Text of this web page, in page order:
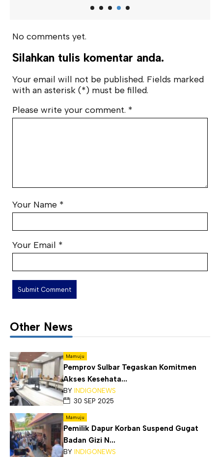
No comments yet.
Silahkan tulis komentar anda.
Your email will not be published. Fields marked
with an asterisk (*) must be filled.
Please write your comment. *
Your Name *
Your Email *
Other News
Mamuju
Pemprov Sulbar Tegaskan Komitmen
Akses Kesehata...
BY INDIGONEWS
30 SEP 2025
Mamuju
Pemilik Dapur Korban Suspend Gugat
Badan Gizi N...
BY INDIGONEWS